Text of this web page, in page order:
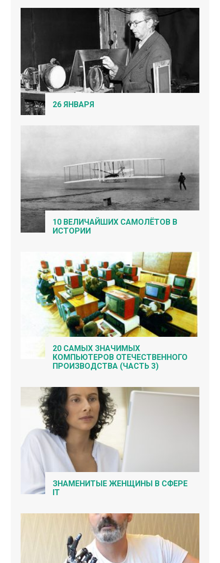
26 ЯНВАРЯ
10 ВЕЛИЧАЙШИХ САМОЛЁТОВ В
ИСТОРИИ
20 САМЫХ ЗНАЧИМЫХ
КОМПЬЮТЕРОВ ОТЕЧЕСТВЕННОГО
ПРОИЗВОДСТВА (ЧАСТЬ 3)
ЗНАМЕНИТЫЕ ЖЕНЩИНЫ В СФЕРЕ
IT